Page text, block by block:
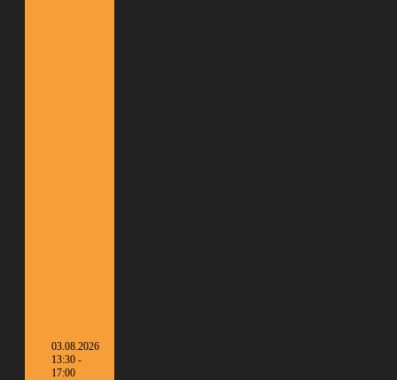
03.08.2026
13:30 -
17:00